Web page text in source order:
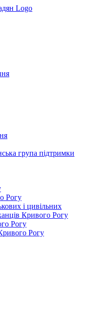
група підтримки
Рогу
і цивільних
Кривого Рогу
Рогу
Рогу